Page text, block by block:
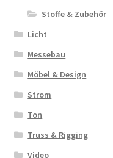
Stoffe & Zubehör
Licht
Messebau
Möbel & Design
Strom
Ton
Truss & Rigging
Video